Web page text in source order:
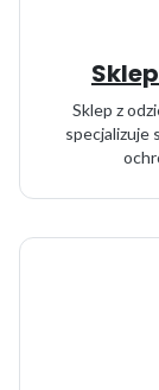
Sklep z
specjalizuje